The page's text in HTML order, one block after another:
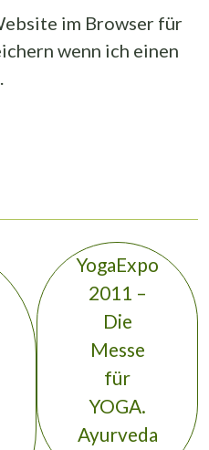
im Browser für
wenn ich einen
YogaExpo
2011 –
Die
Messe
für
YOGA.
Ayurveda